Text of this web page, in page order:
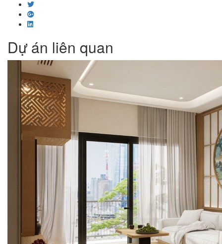
Dự án liên quan